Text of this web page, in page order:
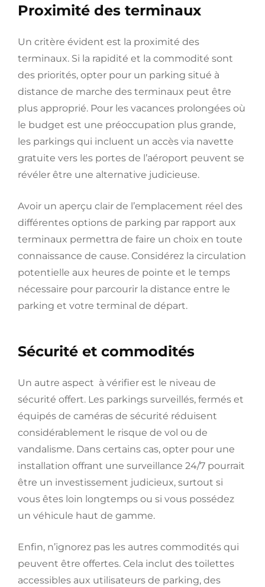
Proximité des terminaux
Un critère évident est la proximité des
terminaux. Si la rapidité et la commodité sont
des priorités, opter pour un parking situé à
distance de marche des terminaux peut être
plus approprié. Pour les vacances prolongées où
le budget est une préoccupation plus grande,
les parkings qui incluent un accès via navette
gratuite vers les portes de l’aéroport peuvent se
révéler être une alternative judicieuse.
Avoir un aperçu clair de l’emplacement réel des
différentes options de parking par rapport aux
terminaux permettra de faire un choix en toute
connaissance de cause. Considérez la circulation
potentielle aux heures de pointe et le temps
nécessaire pour parcourir la distance entre le
parking et votre terminal de départ.
Sécurité et commodités
Un autre aspect à vérifier est le niveau de
sécurité offert. Les parkings surveillés, fermés et
équipés de caméras de sécurité réduisent
considérablement le risque de vol ou de
vandalisme. Dans certains cas, opter pour une
installation offrant une surveillance 24/7 pourrait
être un investissement judicieux, surtout si
vous êtes loin longtemps ou si vous possédez
un véhicule haut de gamme.
Enfin, n’ignorez pas les autres commodités qui
peuvent être offertes. Cela inclut des toilettes
accessibles aux utilisateurs de parking, des